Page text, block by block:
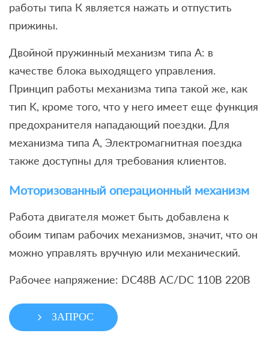
работы типа К является нажать и отпустить
прижины.
Двойной пружинный механизм типа А: в
качестве блока выходящего управления.
Принцип работы механизма типа такой же, как
тип K, кроме того, что у него имеет еще функция
предохранителя нападающий поездки. Для
механизма типа А, Электромагнитная поездка
также доступны для требования клиентов.
Моторизованный операционный механизм
Работа двигателя может быть добавлена к
обоим типам рабочих механизмов, значит, что он
можно управлять вручную или механический.
Рабочее напряжение: DC48В AC/DC 110В 220В
ЗАПРОС